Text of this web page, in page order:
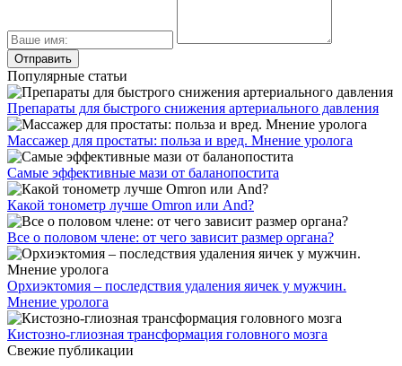
Популярные статьи
Препараты для быстрого снижения артериального давления
Массажер для простаты: польза и вред. Мнение уролога
Самые эффективные мази от баланопостита
Какой тонометр лучше Omron или And?
Все о половом члене: от чего зависит размер органа?
Орхиэктомия – последствия удаления яичек у мужчин.
Мнение уролога
Кистозно-глиозная трансформация головного мозга
Свежие публикации